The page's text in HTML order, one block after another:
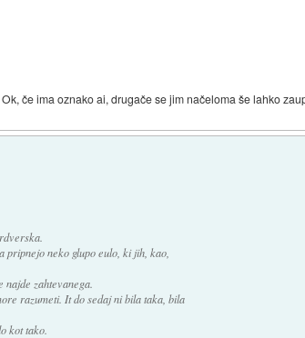
če ima oznako ai, drugače se jim načeloma še lahko
pripnejo neko glupo eulo, ki jih, kao,
zahtevanega.
razumeti. It do sedaj ni bila taka, bila
kot tako.